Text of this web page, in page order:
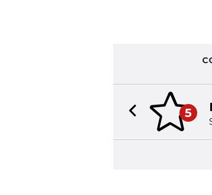
BIBLIOTECA PERSONAL
Seleccione y conserve sus artículos favoritos
Previous slide